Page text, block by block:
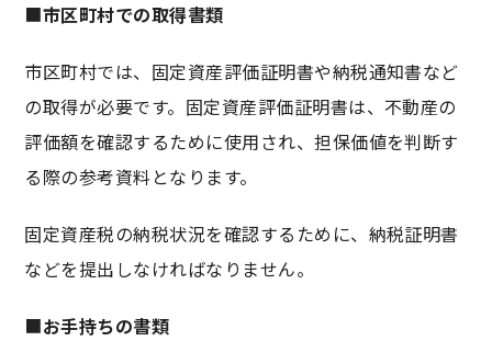
■市区町村での取得書類
市区町村では、固定資産評価証明書や納税通知書など
の取得が必要です。固定資産評価証明書は、不動産の
評価額を確認するために使用され、担保価値を判断す
る際の参考資料となります。
固定資産税の納税状況を確認するために、納税証明書
などを提出しなければなりません。
■お手持ちの書類